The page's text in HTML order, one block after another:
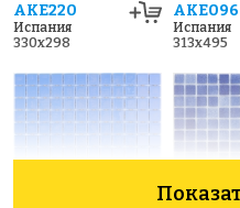
AKE220
Испания
330x298
AKE096
Испания
313x495